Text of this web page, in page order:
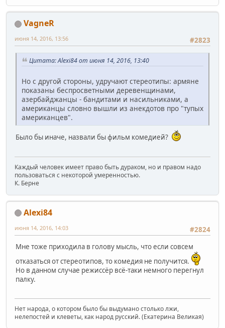
VagneR
#2823
июня 14, 2016, 13:56
Цитата: Alexi84 от июня 14, 2016, 13:40
Но с другой стороны, удручают стереотипы: армяне
показаны беспросветными деревенщинами,
азербайджанцы - бандитами и насильниками, а
американцы словно вышли из анекдотов про "тупых
американцев".
Было бы иначе, назвали бы фильм комедией?
Каждый человек имеет право быть дураком, но и правом надо
пользоваться с некоторой умеренностью.
К. Берне
Alexi84
#2824
июня 14, 2016, 14:03
Мне тоже приходила в голову мысль, что если совсем
отказаться от стереотипов, то комедия не получится.
Но в данном случае режиссёр всё-таки немного перегнул
палку.
Нет народа, о котором было бы выдумано столько лжи,
нелепостей и клеветы, как народ русский. (Екатерина Великая)